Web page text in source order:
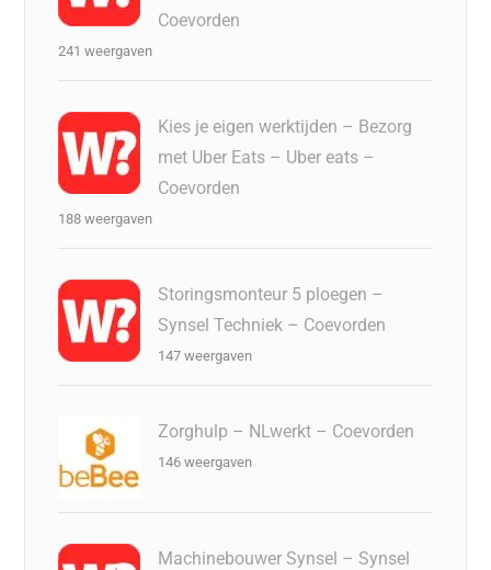
Coevorden
241 weergaven
Kies je eigen werktijden – Bezorg
met Uber Eats – Uber eats –
Coevorden
188 weergaven
Storingsmonteur 5 ploegen –
Synsel Techniek – Coevorden
147 weergaven
Zorghulp – NLwerkt – Coevorden
146 weergaven
Machinebouwer Synsel – Synsel